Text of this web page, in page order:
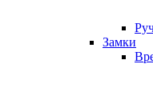
Замки